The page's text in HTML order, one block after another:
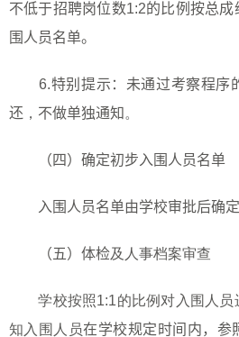
不低于招聘岗位数1:2的比例按总成
围人员名单。
6.特别提示：未通过考察程序
还 ， 不做单独通知 。
（四）确定初步入围人员名单
入围人员名单由学校审批后确定
（五）体检及人事档案审查
学校按照1:1的比例对入围人
知入围人员在学校规定时间内，参